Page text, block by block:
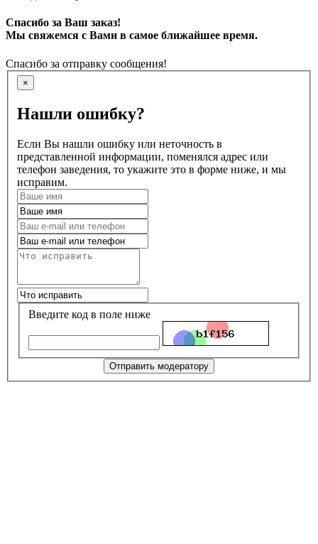
Спасибо за Ваш заказ!
Мы свяжемся с Вами в самое ближайшее время.
Спасибо за отправку сообщения!
×
Нашли ошибку?
Если Вы нашли ошибку или неточность в
представленной информации, поменялся адрес или
телефон заведения, то укажите это в форме ниже, и мы
исправим.
Введите код в поле ниже
Отправить модератору